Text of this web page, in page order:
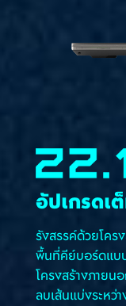
อัปเกรดเ
รังสรรค์ด้วยโคร
พื้นที่คีย์บอร์ดแบ
โครงสร้างภาย
ลบเส้นแบ่งระหว่